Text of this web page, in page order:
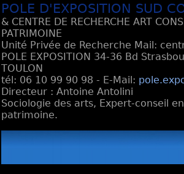
POLE D'EXPOSITION SUD
& CENTRE DE RECHERCHE ART
PATRIMOINE
Unité Privée de Recherche Mail:
POLE EXPOSITION 34-36 Bd
TOULON
tél: 06 10 99 90 98 - E-Mail:
Directeur : Antoine Antolini
Sociologie des arts, Expert-conseil
patrimoine.